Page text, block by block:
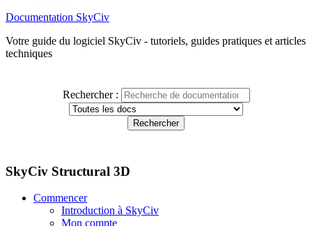
Documentation SkyCiv
Votre guide du logiciel SkyCiv - tutoriels, guides pratiques et articles
techniques
Rechercher :
SkyCiv Structural 3D
Commencer
Introduction à SkyCiv
Mon compte